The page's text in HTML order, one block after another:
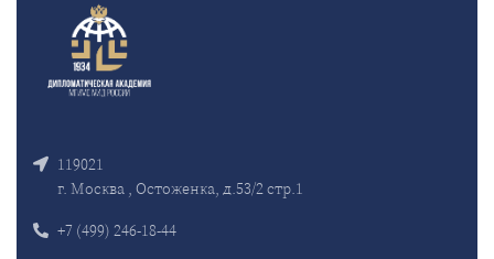
119021
г. Москва , Остоженка, д.53/2 стр.1
+7 (499) 246-18-44